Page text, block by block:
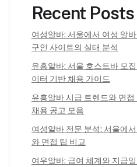
Recent Posts
여성알바: 서울에서 여성 알
구인 사이트의 실태 분석
유흥알바: 서울 호스트바 모
이터 기반 채용 가이드
유흥알바 시급 트렌드와 면접
채용 공고 모음
여성알바 전문 분석: 서울에
와 면접 팁 비교
여우알바: 급여 체계와 지급